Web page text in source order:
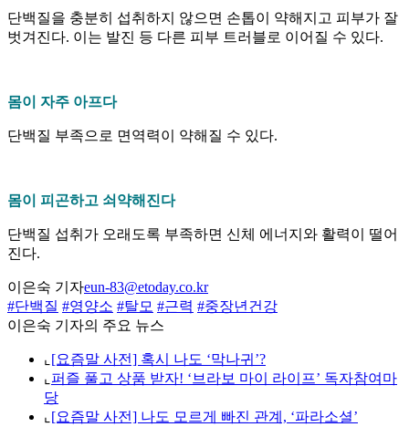
단백질을 충분히 섭취하지 않으면 손톱이 약해지고 피부가 잘
벗겨진다. 이는 발진 등 다른 피부 트러블로 이어질 수 있다.
몸이 자주 아프다
단백질 부족으로 면역력이 약해질 수 있다.
몸이 피곤하고 쇠약해진다
단백질 섭취가 오래도록 부족하면 신체 에너지와 활력이 떨어
진다.
이은숙 기자eun-83@etoday.co.kr
#단백질 #영양소 #탈모 #근력 #중장년건강
이은숙 기자의 주요 뉴스
⌞ [요즘말 사전] 혹시 나도 ‘막나귀’?
⌞ 퍼즐 풀고 상품 받자! ‘브라보 마이 라이프’ 독자참여마
당
⌞ [요즘말 사전] 나도 모르게 빠진 관계, ‘파라소셜’